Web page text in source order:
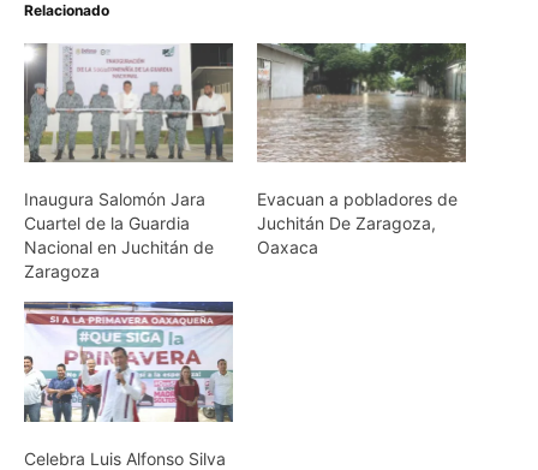
Relacionado
Inaugura Salomón Jara
Cuartel de la Guardia
Nacional en Juchitán de
Zaragoza
Evacuan a pobladores de
Juchitán De Zaragoza,
Oaxaca
Celebra Luis Alfonso Silva